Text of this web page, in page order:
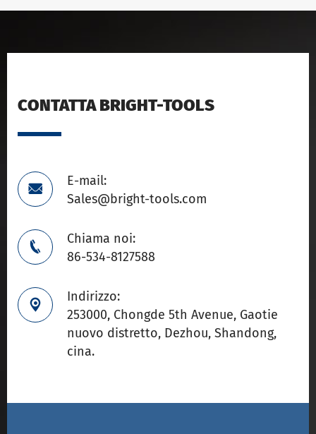
CONTATTA BRIGHT-TOOLS

E-mail:
Sales@bright-tools.com

Chiama noi:
86-534-8127588

Indirizzo:
253000, Chongde 5th Avenue, Gaotie
nuovo distretto, Dezhou, Shandong,
cina.